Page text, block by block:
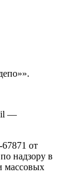
—
от
надзору в
массовых